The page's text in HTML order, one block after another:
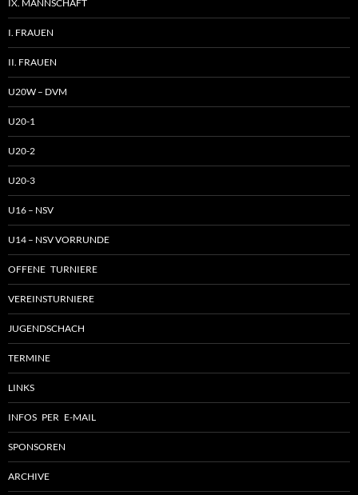
IX. MANNSCHAFT
I. FRAUEN
II. FRAUEN
U20W – DVM
U20-1
U20-2
U20-3
U16 – NSV
U14 – NSV VORRUNDE
OFFENE TURNIERE
VEREINSTURNIERE
JUGENDSCHACH
TERMINE
LINKS
INFOS PER E-MAIL
SPONSOREN
ARCHIVE